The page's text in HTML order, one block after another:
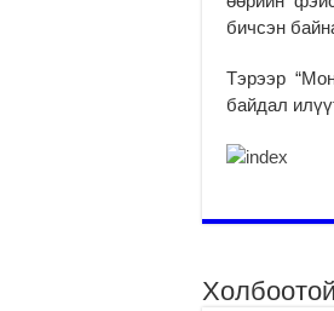
бичсэн
Тэрээр
байдал